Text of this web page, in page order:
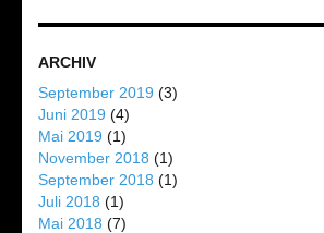
ARCHIV
September 2019 (3)
Juni 2019 (4)
Mai 2019 (1)
November 2018 (1)
September 2018 (1)
Juli 2018 (1)
Mai 2018 (7)